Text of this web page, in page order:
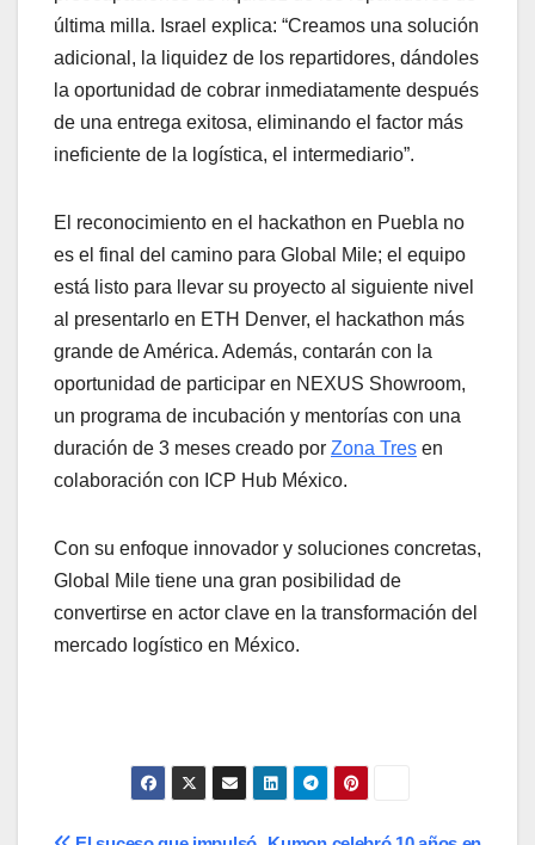
última milla. Israel explica: “Creamos una solución
adicional, la liquidez de los repartidores, dándoles
la oportunidad de cobrar inmediatamente después
de una entrega exitosa, eliminando el factor más
ineficiente de la logística, el intermediario”.
El reconocimiento en el hackathon en Puebla no
es el final del camino para Global Mile; el equipo
está listo para llevar su proyecto al siguiente nivel
al presentarlo en ETH Denver, el hackathon más
grande de América. Además, contarán con la
oportunidad de participar en NEXUS Showroom,
un programa de incubación y mentorías con una
duración de 3 meses creado por Zona Tres en
colaboración con ICP Hub México.
Con su enfoque innovador y soluciones concretas,
Global Mile tiene una gran posibilidad de
convertirse en actor clave en la transformación del
mercado logístico en México.